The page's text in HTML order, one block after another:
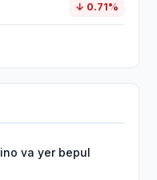
↓ 0.71%
va yer bepul